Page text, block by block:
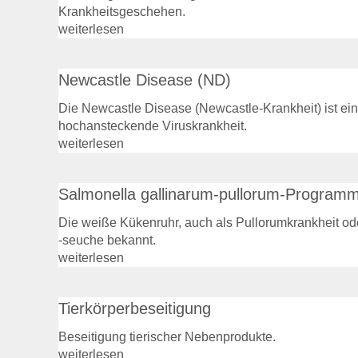
Krankheitsgeschehen.
weiterlesen
Newcastle Disease (ND)
Die Newcastle Disease (Newcastle-Krankheit) ist
hochansteckende Viruskrankheit.
weiterlesen
Salmonella gallinarum-pullorum-
Die weiße Kükenruhr, auch als Pullorumkrankheit
-seuche bekannt.
weiterlesen
Tierkörperbeseitigung
Beseitigung tierischer Nebenprodukte.
weiterlesen